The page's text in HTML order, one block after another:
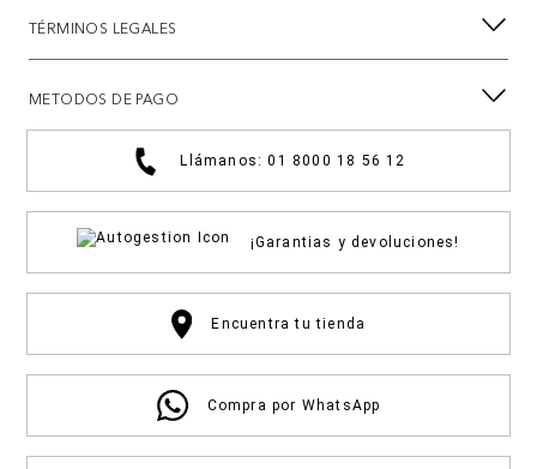
TÉRMINOS LEGALES
METODOS DE PAGO
Llámanos: 01 8000 18 56 12
¡Garantias y devoluciones!
Encuentra tu tienda
Compra por WhatsApp